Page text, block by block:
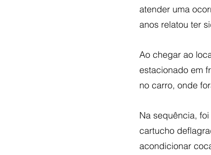
atender uma
anos relatou ter
Ao chegar ao
estacionado em
no carro, onde
Na sequência,
cartucho
acondicionar